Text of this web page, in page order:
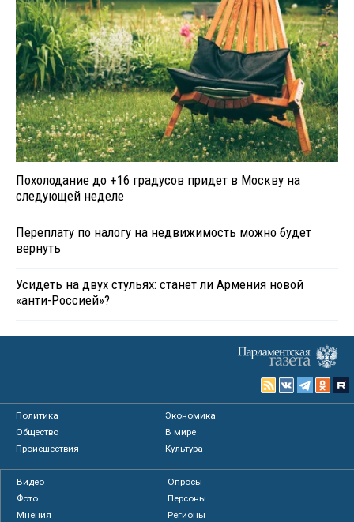
Похолодание до +16 градусов придет в Москву на
следующей неделе
Переплату по налогу на недвижимость можно будет
вернуть
Усидеть на двух стульях: станет ли Армения новой
«анти-Россией»?
Политика
Экономика
Общество
В мире
Происшествия
Культура
Видео
Опросы
Фото
Персоны
Мнения
Регионы